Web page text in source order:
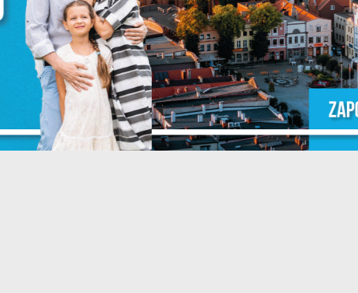
pliki cookies służą do prawidłowego funkcjonowania strony
i umożliwiają Ci komfortowe korzystanie z oferowanych przez
usług.
cookies odpowiadają na podejmowane przez Ciebie działania w celu
dostosowania Twoich ustawień preferencji prywatności, logowania czy
formularzy. Dzięki plikom cookies strona, z której korzystasz, może
bez zakłóceń.i personalizacyjne
typu pliki cookies umożliwiają stronie internetowej zapamiętanie
przez Ciebie ustawień oraz personalizację określonych
ZAPISZ WYBRANE